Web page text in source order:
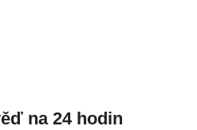
na 24 hodin